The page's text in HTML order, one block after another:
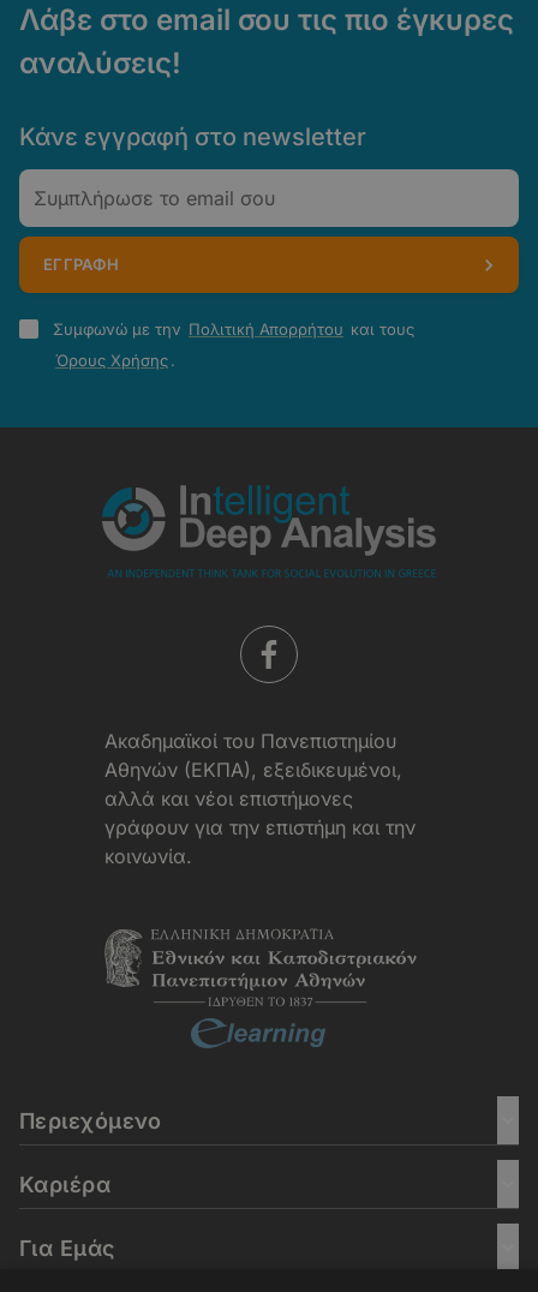
Λάβε στο email σου τις πιο έγκυρες
αναλύσεις!
Κάνε εγγραφή στο newsletter
Email
ΕΓΓΡΑΦΗ
Πολιτική
Απορρήτου
Συμφωνώ με την Πολιτική Απορρήτου και τους
Όρους Χρήσης.
Aκαδημαϊκοί του Πανεπιστημίου
Αθηνών (ΕΚΠΑ), εξειδικευμένοι,
αλλά και νέοι επιστήμονες
γράφουν για την επιστήμη και την
κοινωνία.
Περιεχόμενο
Καριέρα
Για Εμάς